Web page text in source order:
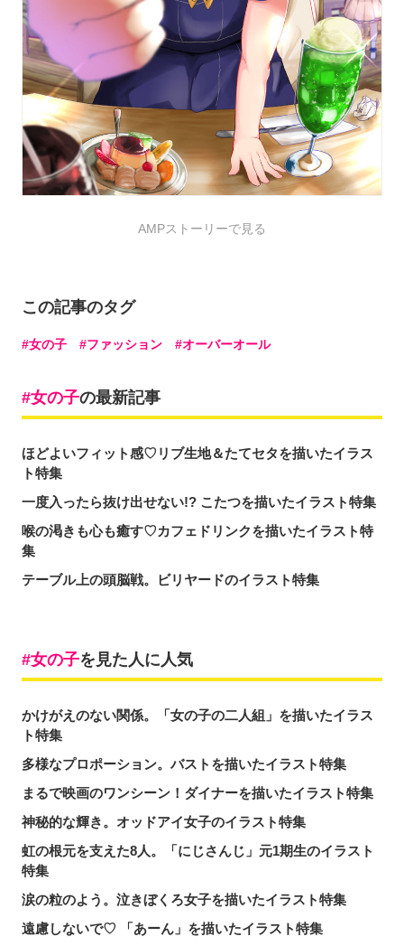
AMPストーリーで見る
この記事のタグ
女の子 ファッション オーバーオール
女の子の最新記事
ほどよいフィット感♡リブ生地＆たてセタを描いたイラス
ト特集
一度入ったら抜け出せない!? こたつを描いたイラスト特集
喉の渇きも心も癒す♡カフェドリンクを描いたイラスト特
集
テーブル上の頭脳戦。ビリヤードのイラスト特集
女の子を見た人に人気
かけがえのない関係。「女の子の二人組」を描いたイラス
ト特集
多様なプロポーション。バストを描いたイラスト特集
まるで映画のワンシーン！ダイナーを描いたイラスト特集
神秘的な輝き。オッドアイ女子のイラスト特集
虹の根元を支えた8人。「にじさんじ」元1期生のイラスト
特集
涙の粒のよう。泣きぼくろ女子を描いたイラスト特集
遠慮しないで♡ 「あーん」を描いたイラスト特集